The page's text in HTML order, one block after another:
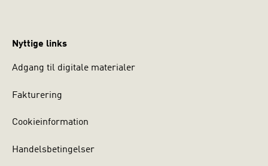
Nyttige links
Adgang til digitale materialer
Fakturering
Cookieinformation
Handelsbetingelser